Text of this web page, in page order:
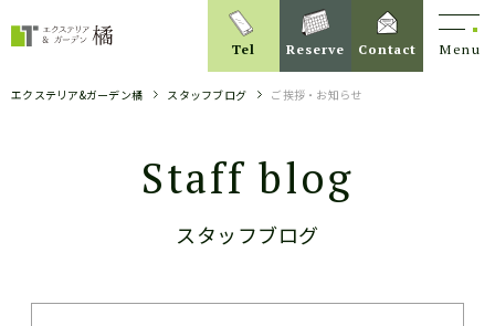
Menu
Tel Reserve Contact
エクステリア&ガーデン橘 スタッフブログ ご挨拶・お知らせ
Staff blog
スタッフブログ